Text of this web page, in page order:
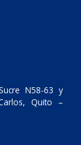
N58-63 y
Quito –